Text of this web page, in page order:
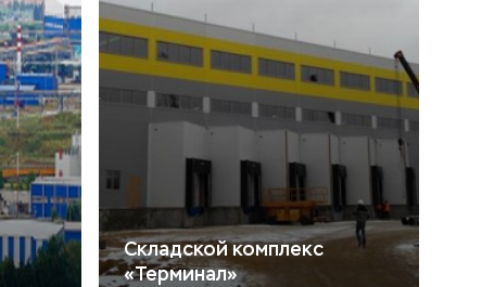
Складской комплекс
«Терминал»